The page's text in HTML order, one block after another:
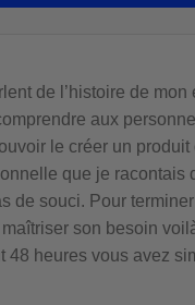
de l’histoire de
aux
le créer un
que je
de souci. Pour
son besoin
48 heures vous avez